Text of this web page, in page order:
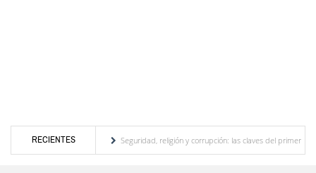
RECIENTES
merideño
Seguridad, religión y corrupción: las claves del primer discurso